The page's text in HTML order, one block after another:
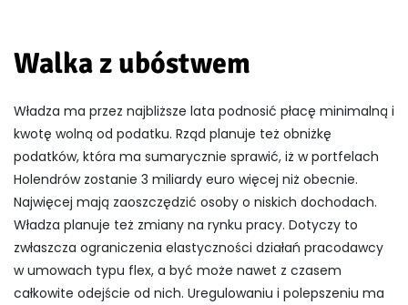
Walka z ubóstwem
Władza ma przez najbliższe lata podnosić płacę minimalną i
kwotę wolną od podatku. Rząd planuje też obniżkę
podatków, która ma sumarycznie sprawić, iż w portfelach
Holendrów zostanie 3 miliardy euro więcej niż obecnie.
Najwięcej mają zaoszczędzić osoby o niskich dochodach.
Władza planuje też zmiany na rynku pracy. Dotyczy to
zwłaszcza ograniczenia elastyczności działań pracodawcy
w umowach typu flex, a być może nawet z czasem
całkowite odejście od nich. Uregulowaniu i polepszeniu ma